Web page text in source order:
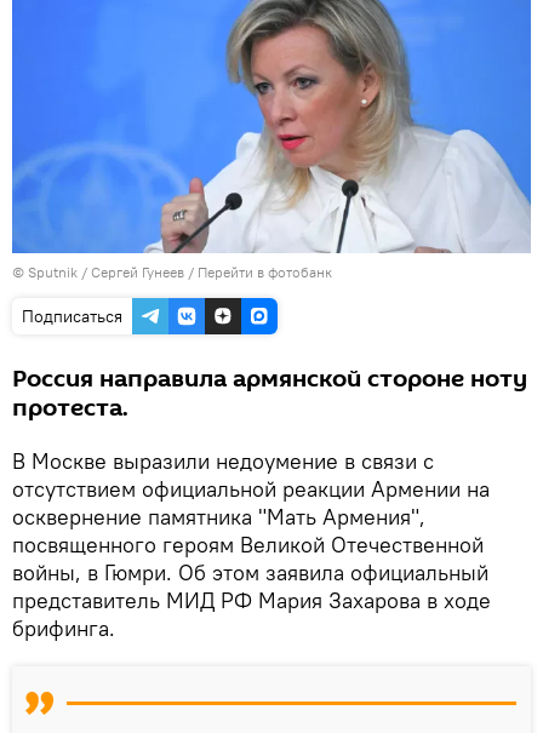
© Sputnik / Сергей Гунеев / Перейти в фотобанк
Подписаться
Россия направила армянской стороне ноту
протеста.
В Москве выразили недоумение в связи с
отсутствием официальной реакции Армении на
осквернение памятника "Мать Армения",
посвященного героям Великой Отечественной
войны, в Гюмри. Об этом заявила официальный
представитель МИД РФ Мария Захарова в ходе
брифинга.